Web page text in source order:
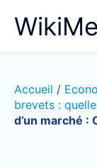
Accueil /
brevets :
d’un marché